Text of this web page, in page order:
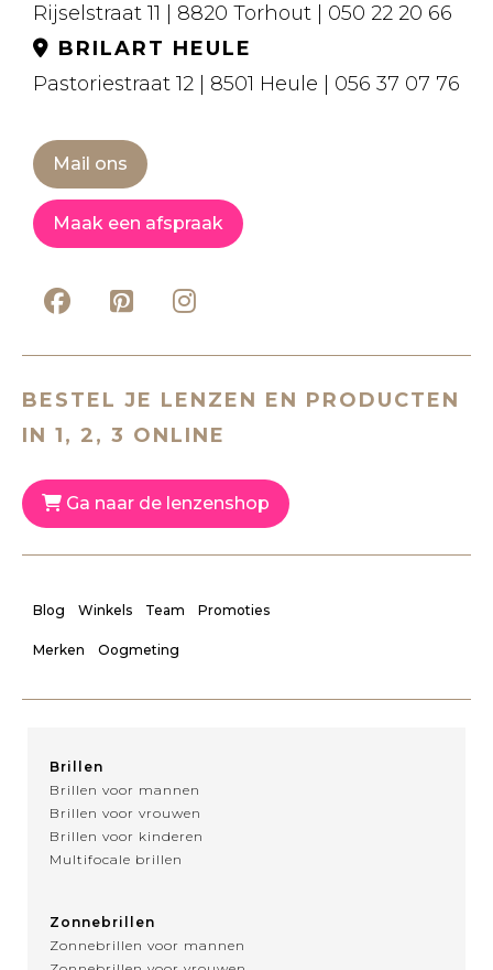
Rijselstraat 11 | 8820 Torhout | 050 22 20 66
BRILART HEULE
Pastoriestraat 12 | 8501 Heule | 056 37 07 76
Mail ons
Maak een afspraak
BESTEL JE LENZEN EN PRODUCTEN
IN 1, 2, 3 ONLINE
Ga naar de lenzenshop
Blog Winkels Team Promoties
Merken Oogmeting
Brillen
Brillen voor mannen
Brillen voor vrouwen
Brillen voor kinderen
Multifocale brillen
Zonnebrillen
Zonnebrillen voor mannen